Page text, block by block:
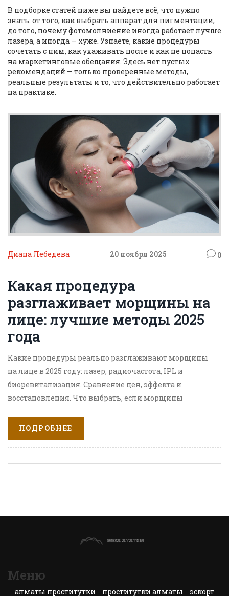
В подборке статей ниже вы найдете всё, что нужно
знать: от того, как выбрать аппарат для пигментации,
до того, почему фотомолниение иногда работает лучше
лазера, а иногда — хуже. Узнаете, какие процедуры
сочетать с ним, как ухаживать после и как не попасть
на маркетинговые обещания. Здесь нет пустых
рекомендаций — только проверенные методы,
реальные результаты и то, что действительно работает
на практике.
Диана Лебедева 20 ноября 2025 0
Какая процедура
разглаживает морщины на
лице: лучшие методы 2025
года
Какие процедуры реально разглаживают морщины
на лице в 2025 году: лазер, радиочастота, IPL и
биоревитализация. Сравнение цен, эффекта и
восстановления. Что выбрать, если морщины
ПОДРОБНЕЕ
Меню
алматы проститутки проститутки алматы эскорт